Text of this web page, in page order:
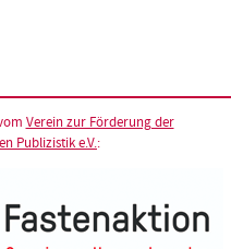
Verein zur Förderung der
Publizistik e.V.: